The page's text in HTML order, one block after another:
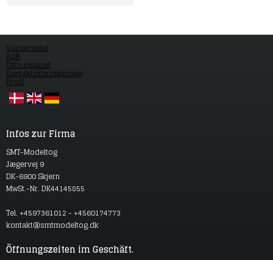
Vorderseite
AGB
Öffnungszeit
Kontaktinformationen
Profil
Infos zur Firma
SMT-Modeltog
Jægervej 9
DK-6900 Skjern
MwSt.-Nr. DK44145855
Tel. +4597361012 - +4560174773
kontakt@smtmodeltog.dk
Öffnungszeiten im Geschäft.